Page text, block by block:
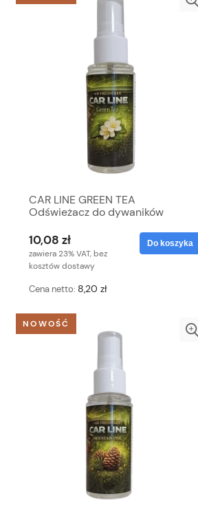
CAR LINE GREEN TEA
Odświeżacz do dywaników
10,08 zł
zawiera 23% VAT, bez
kosztów dostawy
Cena netto: 8,20 zł
Do koszyka
NOWOŚĆ